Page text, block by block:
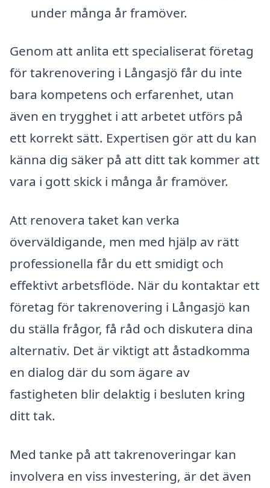
under många år framöver.
Genom att anlita ett specialiserat företag
för takrenovering i Långasjö får du inte
bara kompetens och erfarenhet, utan
även en trygghet i att arbetet utförs på
ett korrekt sätt. Expertisen gör att du kan
känna dig säker på att ditt tak kommer att
vara i gott skick i många år framöver.
Att renovera taket kan verka
överväldigande, men med hjälp av rätt
professionella får du ett smidigt och
effektivt arbetsflöde. När du kontaktar ett
företag för takrenovering i Långasjö kan
du ställa frågor, få råd och diskutera dina
alternativ. Det är viktigt att åstadkomma
en dialog där du som ägare av
fastigheten blir delaktig i besluten kring
ditt tak.
Med tanke på att takrenoveringar kan
involvera en viss investering, är det även